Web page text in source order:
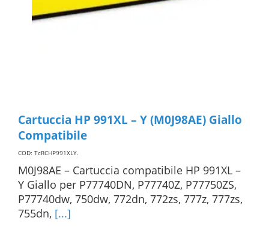
Cartuccia HP 991XL – Y (M0J98AE) Giallo
Compatibile
COD: TcRCHP991XLY.
M0J98AE – Cartuccia compatibile HP 991XL –
Y Giallo per P77740DN, P77740Z, P77750ZS,
P77740dw, 750dw, 772dn, 772zs, 777z, 777zs,
755dn, [...]